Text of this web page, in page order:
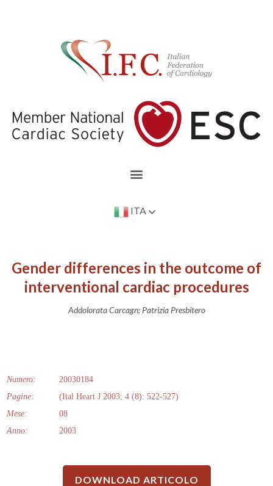
ITA
Gender differences in the outcome of
interventional cardiac procedures
Addolorata Carcagn; Patrizia Presbitero
Numero:
20030184
Pagine:
(Ital Heart J 2003; 4 (8): 522-527)
Mese:
08
Anno:
2003
DOWNLOAD ARTICOLO